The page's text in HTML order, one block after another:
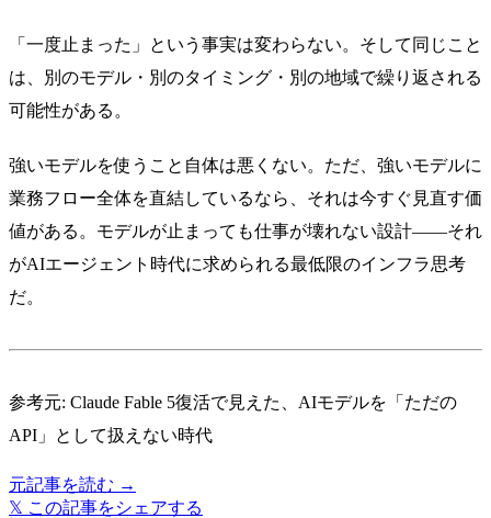
「一度止まった」という事実は変わらない。そして同じこと
は、別のモデル・別のタイミング・別の地域で繰り返される
可能性がある。
強いモデルを使うこと自体は悪くない。ただ、強いモデルに
業務フロー全体を直結しているなら、それは今すぐ見直す価
値がある。モデルが止まっても仕事が壊れない設計——それ
がAIエージェント時代に求められる最低限のインフラ思考
だ。
参考元: Claude Fable 5復活で見えた、AIモデルを「ただの
API」として扱えない時代
元記事を読む →
𝕏 この記事をシェアする